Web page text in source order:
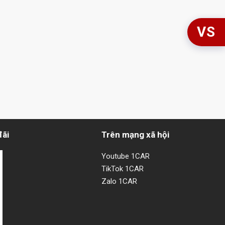
Trên mạng xã hội
Youtube 1CAR
TikTok 1CAR
Zalo 1CAR
VS